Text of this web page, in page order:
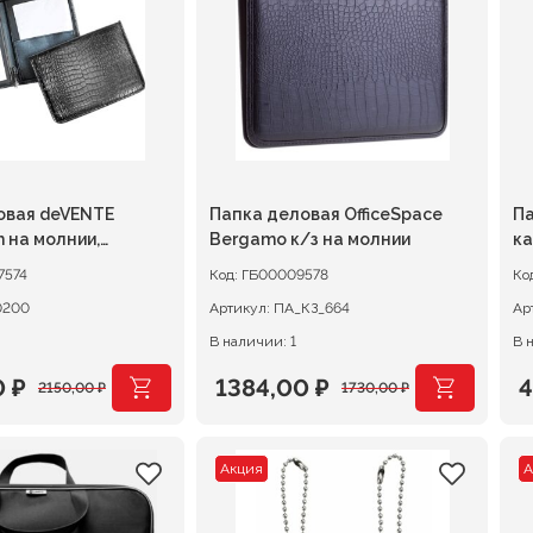
119,00 ₽.
deVENTE
на молнии,
2150,00₽
₽
Папка деловая OfficeSpace
Bergamo к/з на молнии
Код: ГБ00009578
Артикул: ПА_КЗ_664
В наличии: 1
1730,00₽
Первоначальная
составляла
1730,00 ₽.
1384,00 ₽
Текущая
1384,00 ₽.
В
Акция